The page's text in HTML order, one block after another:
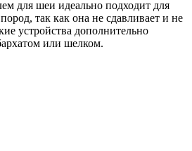
для шеи идеально подходит для
так как она не сдавливает и не
устройства дополнительно
или шелком.